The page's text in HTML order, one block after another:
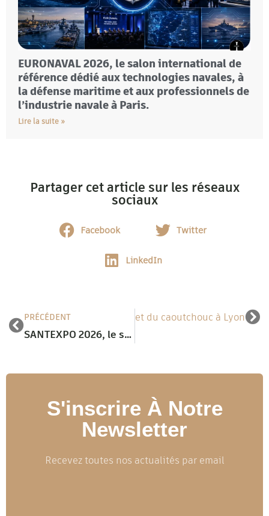
EURONAVAL 2026, le salon international de
référence dédié aux technologies navales, à
la défense maritime et aux professionnels de
l’industrie navale à Paris.
Lire la suite »
Partager cet article sur les réseaux
sociaux
Facebook Twitter
LinkedIn
PRÉCÉDENT
SANTEXPO 2026, le salon de référence du secteur santé et médico-social à Paris Expo Porte de Versailles
plasturgie, des composites et du caoutchouc à Lyon
S'inscrire À Notre
Newsletter
Recevez toutes nos actualités par email